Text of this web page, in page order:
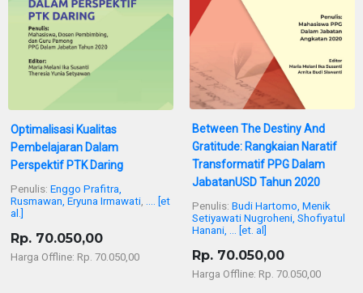
Optimalisasi Kualitas
Pembelajaran Dalam
Perspektif PTK Daring
Penulis: Enggo Prafitra,
Rusmawan, Eryuna Irmawati
.... [et
al.]
Rp. 70.050,00
Harga Offline: Rp. 70.050,00
Between The Destiny And
Gratitude: Rangkaian Naratif
Transformatif PPG Dalam
JabatanUSD Tahun 2020
Penulis: Budi Hartomo, Menik
Setiyawati Nugroheni, Shofiyatul
Hanani, ... [et. al]
Rp. 70.050,00
Harga Offline: Rp. 70.050,00